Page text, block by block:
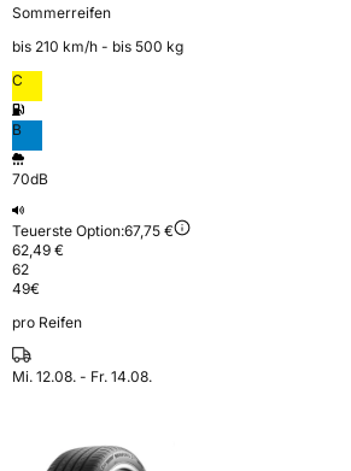
Sommerreifen
bis 210 km⁠/⁠h - bis 500 kg
C
B
70dB
Teuerste Option:67,75 €
62,49 €
62
49€
pro Reifen
Mi. 12.08. - Fr. 14.08.